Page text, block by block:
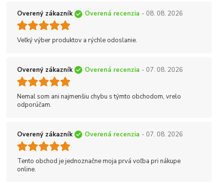
Overený zákazník Overená recenzia - 08. 08. 2026
Veľký výber produktov a rýchle odoslanie.
Overený zákazník Overená recenzia - 07. 08. 2026
Nemal som ani najmenšiu chybu s týmto obchodom, vrelo
odporúčam.
Overený zákazník Overená recenzia - 07. 08. 2026
Tento obchod je jednoznačne moja prvá voľba pri nákupe
online.